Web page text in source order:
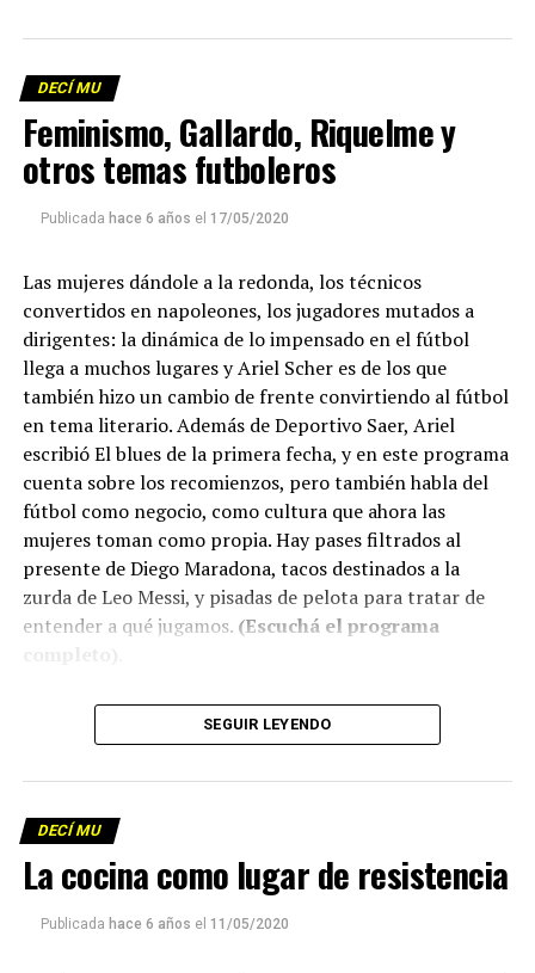
DECÍ MU
Feminismo, Gallardo, Riquelme y
otros temas futboleros
Publicada hace 6 años el 17/05/2020
Las mujeres dándole a la redonda, los técnicos
convertidos en napoleones, los jugadores mutados a
dirigentes: la dinámica de lo impensado en el fútbol
llega a muchos lugares y Ariel Scher es de los que
también hizo un cambio de frente convirtiendo al fútbol
en tema literario. Además de Deportivo Saer, Ariel
escribió El blues de la primera fecha, y en este programa
cuenta sobre los recomienzos, pero también habla del
fútbol como negocio, como cultura que ahora las
mujeres toman como propia. Hay pases filtrados al
presente de Diego Maradona, tacos destinados a la
zurda de Leo Messi, y pisadas de pelota para tratar de
entender a qué jugamos. (Escuchá el programa
Descargar los archivos de audio:Bloque 1/Bloque 2
Descargar el programa
La reproducción de este programa es libre. Sólo tenés
que mandar un mail a
emitir todos los programas de Decí MU
SEGUIR LEYENDO
DECÍ MU
La cocina como lugar de resistencia
Publicada hace 6 años el 11/05/2020